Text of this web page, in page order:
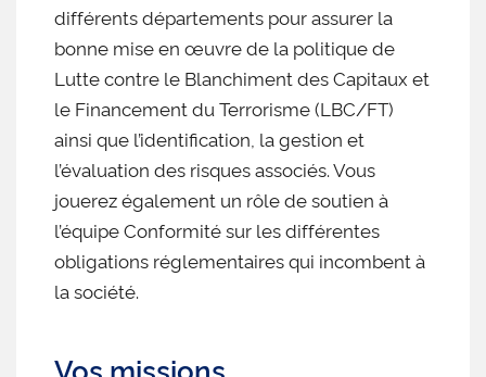
différents départements pour assurer la
bonne mise en œuvre de la politique de
Lutte contre le Blanchiment des Capitaux et
le Financement du Terrorisme (LBC/FT)
ainsi que l’identification, la gestion et
l’évaluation des risques associés. Vous
jouerez également un rôle de soutien à
l’équipe Conformité sur les différentes
obligations réglementaires qui incombent à
la société.
Vos missions